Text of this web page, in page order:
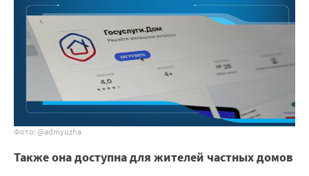
Фото: @admyuzha
Также она доступна для жителей частных домов